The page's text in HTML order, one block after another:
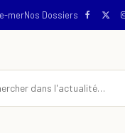
merNos Dossiers